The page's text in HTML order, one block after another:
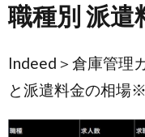
職種別 派遣
Indeed＞倉庫管理
と派遣料金の相場※